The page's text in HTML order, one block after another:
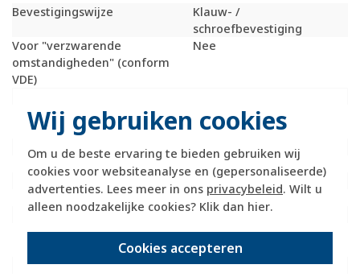
Wij gebruiken cookies
Om u de beste ervaring te bieden gebruiken wij
cookies voor websiteanalyse en (gepersonaliseerde)
advertenties. Lees meer in ons privacybeleid. Wilt u
alleen noodzakelijke cookies? Klik dan hier.
Cookies accepteren
Bevestigingswijze
Klauw- /
schroefbevestiging
Voor "verzwarende
omstandigheden" (conform
VDE)
Nee
RAL-nummer
(vergelijkbaar)
1013
Slagvastheid
IK02
Transparant
Nee
Uitvoering oppervlakte
Glanzend
Met glaszekering
Nee
Met doorlusvoorziening
Nee
Geschikt voor
beschermingsgraad (IP)
IP20
Fase-aftakking
Geen